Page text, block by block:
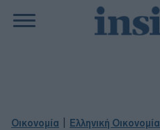
Οικονομία Ελληνική Οικονομία